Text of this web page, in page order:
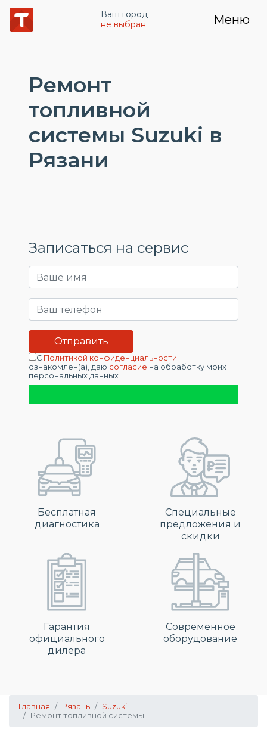
Ваш город
не выбран
Меню
Ремонт
топливной
системы Suzuki в
Рязани
Записаться на сервис
С Политикой конфиденциальности
ознакомлен(а), даю согласие на обработку моих
персональных данных
Бесплатная
диагностика
Специальные
предложения и
скидки
Гарантия
официального
дилера
Современное
оборудование
Главная Рязань
Suzuki
Ремонт топливной системы